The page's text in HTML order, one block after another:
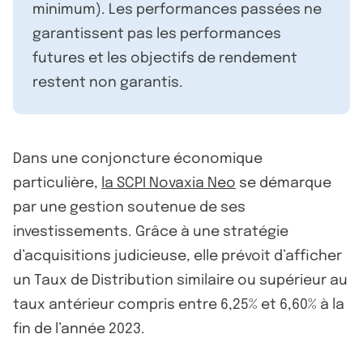
minimum). Les performances passées ne
garantissent pas les performances
futures et les objectifs de rendement
restent non garantis.
Dans une conjoncture économique
particulière, la SCPI Novaxia Neo se démarque
par une gestion soutenue de ses
investissements. Grâce à une stratégie
d’acquisitions judicieuse, elle prévoit d’afficher
un Taux de Distribution similaire ou supérieur au
taux antérieur compris entre 6,25% et 6,60% à la
fin de l’année 2023.